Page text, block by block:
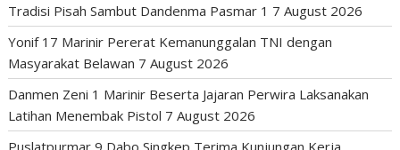
Tradisi Pisah Sambut Dandenma Pasmar 1 7 August 2026
Yonif 17 Marinir Pererat Kemanunggalan TNI dengan
Masyarakat Belawan 7 August 2026
Danmen Zeni 1 Marinir Beserta Jajaran Perwira Laksanakan
Latihan Menembak Pistol 7 August 2026
Puslatpurmar 9 Dabo Singkep Terima Kunjungan Kerja